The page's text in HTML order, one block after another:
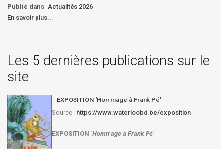
Publié dans Actualités 2026
En savoir plus...
Les 5 dernières publications sur le
site
EXPOSITION ‘Hommage à Frank Pé’
Source : https://www.waterloobd.be/exposition
EXPOSITION ‘Hommage à Frank Pé’